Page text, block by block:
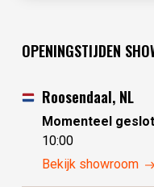
OPENINGSTIJDEN
Roosendaal, NL
Momenteel
10:00
vrijdag
Bekijk showroom